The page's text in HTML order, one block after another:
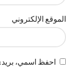
الموقع الإلكتروني
احفظ اسمي،